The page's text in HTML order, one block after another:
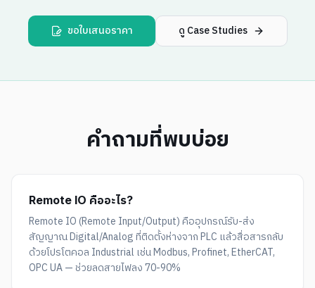
ขอใบเสนอราคา ดู Case Studies
คำถามที่พบบ่อย
Remote IO คืออะไร?
Remote IO (Remote Input/Output) คืออุปกรณ์รับ-ส่ง
สัญญาณ Digital/Analog ที่ติดตั้งห่างจาก PLC แล้วสื่อสารกลับ
ด้วยโปรโตคอล Industrial เช่น Modbus, Profinet, EtherCAT,
OPC UA — ช่วยลดสายไฟลง 70-90%